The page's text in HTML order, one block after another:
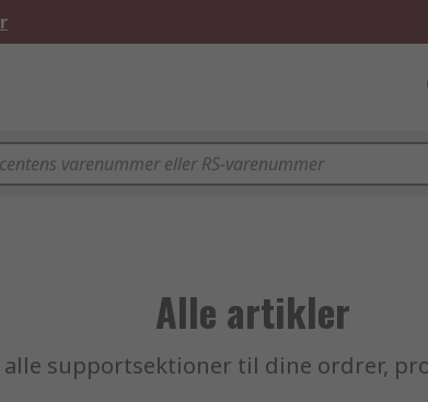
Alle artikler
alle supportsektioner til dine ordrer,